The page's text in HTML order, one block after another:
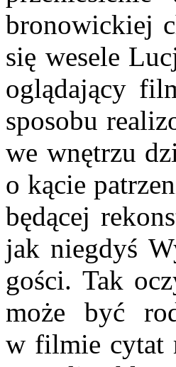
bronowickiej
się wesele
oglądający
sposobu
we wnętrzu
o kącie
będącej
jak niegdyś
gości. Tak
może być
w filmie cytat